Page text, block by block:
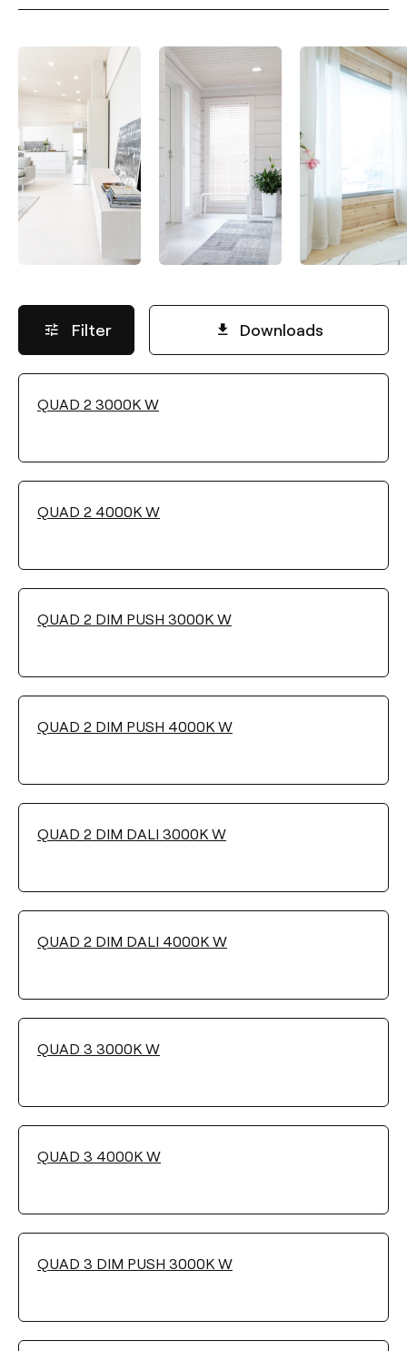
Filter Downloads
LICHTSTROM
Wählen
Wählen
No Dim
Push DALI
QUAD 2 3000K W
QUAD 2 4000K W
QUAD 2 DIM PUSH 3000K W
QUAD 2 DIM PUSH 4000K W
QUAD 2 DIM DALI 3000K W
QUAD 2 DIM DALI 4000K W
QUAD 3 3000K W
QUAD 3 4000K W
QUAD 3 DIM PUSH 3000K W